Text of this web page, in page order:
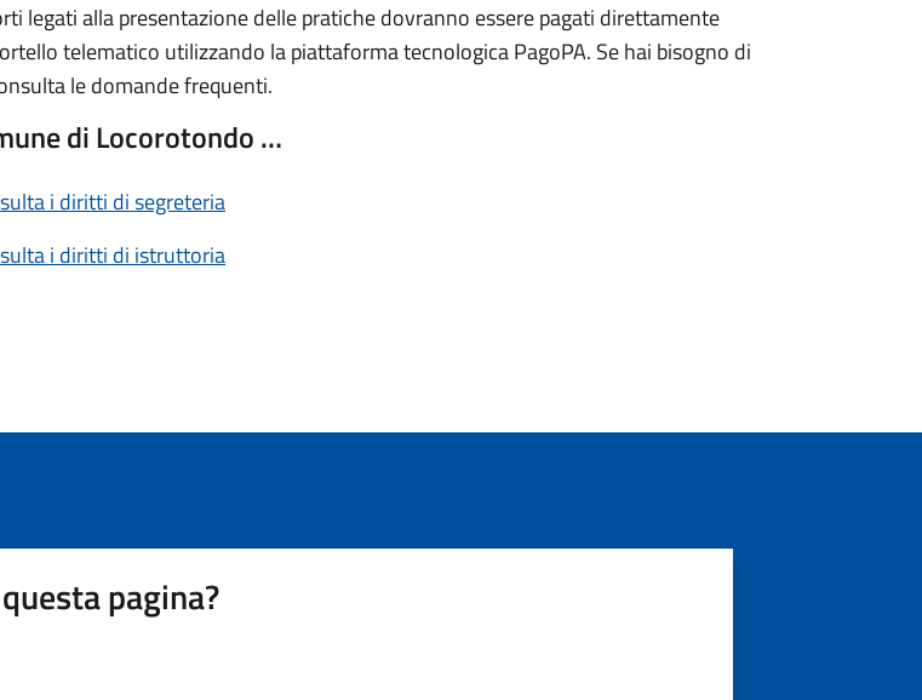
legati alla presentazione delle pratiche dovranno essere pagati direttamente
telematico utilizzando la piattaforma tecnologica PagoPA. Se hai bisogno di
le domande frequenti.
di Locorotondo …
i diritti di segreteria
i diritti di istruttoria
pagina?